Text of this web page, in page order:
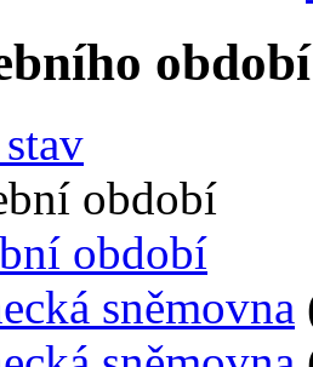
období
období
období
sněmovna